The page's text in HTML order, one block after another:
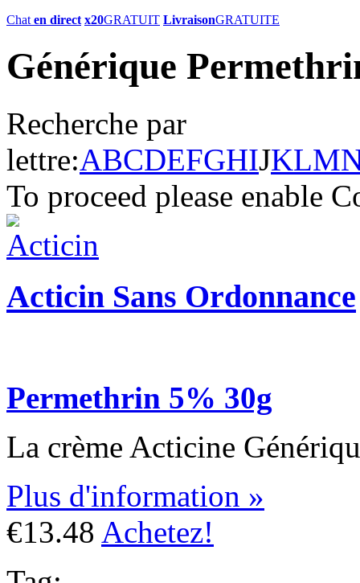
Chat en direct x20GRATUIT LivraisonGRATUITE
Générique
Recherche par
lettre:ABCDEFGHIJKLM
To proceed please enable
Acticin Sans Ordonnance
Permethrin 5% 30g
La crème Acticine
Plus d'information »
€13.48 Achetez!